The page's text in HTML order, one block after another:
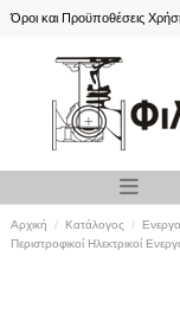
Όροι και Προϋποθέσεις
Αρχική Κατάλογος
Περιστροφικοί Ηλεκτρικοί